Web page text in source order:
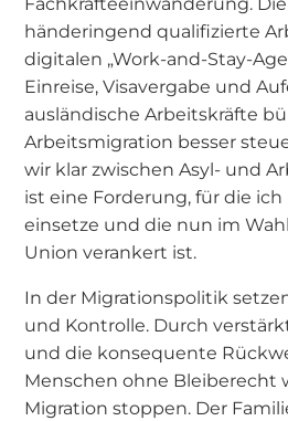
händeringend qualifizierte
digitalen „Work-and-Stay-
Einreise, Visavergabe und
ausländische Arbeitskräfte
Arbeitsmigration besser
wir klar zwischen Asyl- und
ist eine Forderung, für die
einsetze und die nun im
Union verankert ist.
In der Migrationspolitik
und Kontrolle. Durch
und die konsequente
Menschen ohne Bleiberecht
Migration stoppen. Der